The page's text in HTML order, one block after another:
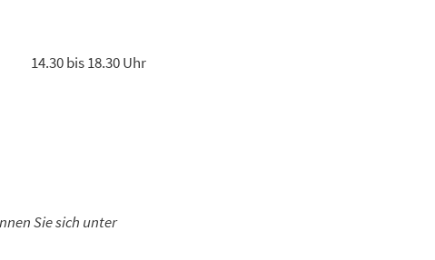
bis 18.30 Uhr
Sie sich unter